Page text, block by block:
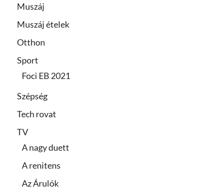
Muszáj
Muszáj ételek
Otthon
Sport
Foci EB 2021
Szépség
Tech rovat
TV
A nagy duett
A renitens
Az Árulók